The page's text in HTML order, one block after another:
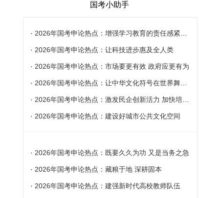
国考小助手
· 2026年国考申论热点：增强学习教育的责任感紧迫感
· 2026年国考申论热点：让科技进步惠及全人类
· 2026年国考申论热点：市场要更有效 政府应更有为
· 2026年国考申论热点：让中华文化符号在世界舞台上更加璀璨
· 2026年国考申论热点：激发民企创新活力 加快培育新质生产力
· 2026年国考申论热点：建设好城市公共文化空间
· 2026年国考申论热点：既要久久为功 又是当务之急
· 2026年国考申论热点：藏粮于地 深耕固本
· 2026年国考申论热点：建强新时代高校教师队伍